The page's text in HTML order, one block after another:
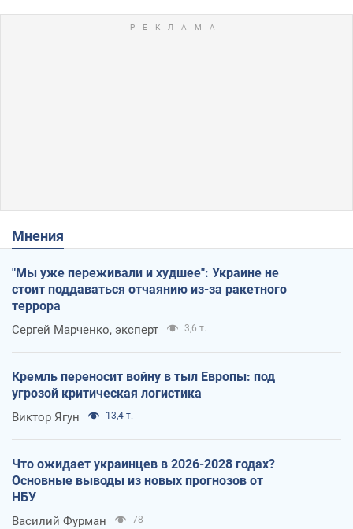
Мнения
"Мы уже переживали и худшее": Украине не
стоит поддаваться отчаянию из-за ракетного
террора
Сергей Марченко, эксперт 3,6 т.
Кремль переносит войну в тыл Европы: под
угрозой критическая логистика
Виктор Ягун 13,4 т.
Что ожидает украинцев в 2026-2028 годах?
Основные выводы из новых прогнозов от
НБУ
Василий Фурман 78